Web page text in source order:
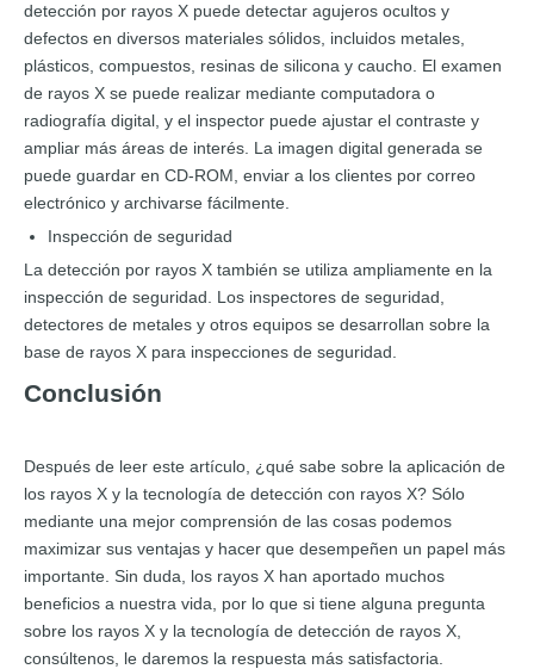
detección por rayos X puede detectar agujeros ocultos y
defectos en diversos materiales sólidos, incluidos metales,
plásticos, compuestos, resinas de silicona y caucho. El examen
de rayos X se puede realizar mediante computadora o
radiografía digital, y el inspector puede ajustar el contraste y
ampliar más áreas de interés. La imagen digital generada se
puede guardar en CD-ROM, enviar a los clientes por correo
electrónico y archivarse fácilmente.
Inspección de seguridad
La detección por rayos X también se utiliza ampliamente en la
inspección de seguridad. Los inspectores de seguridad,
detectores de metales y otros equipos se desarrollan sobre la
base de rayos X para inspecciones de seguridad.
Conclusión
Después de leer este artículo, ¿qué sabe sobre la aplicación de
los rayos X y la tecnología de detección con rayos X? Sólo
mediante una mejor comprensión de las cosas podemos
maximizar sus ventajas y hacer que desempeñen un papel más
importante. Sin duda, los rayos X han aportado muchos
beneficios a nuestra vida, por lo que si tiene alguna pregunta
sobre los rayos X y la tecnología de detección de rayos X,
consúltenos, le daremos la respuesta más satisfactoria.